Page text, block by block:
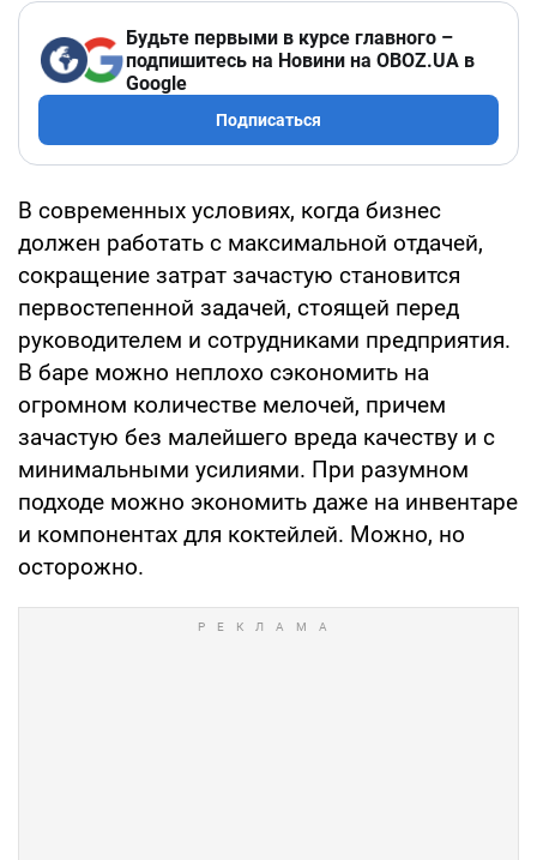
Будьте первыми в курсе главного –
подпишитесь на Новини на OBOZ.UA в
Google
Подписаться
В современных условиях, когда бизнес
должен работать с максимальной отдачей,
сокращение затрат зачастую становится
первостепенной задачей, стоящей перед
руководителем и сотрудниками предприятия.
В баре можно неплохо сэкономить на
огромном количестве мелочей, причем
зачастую без малейшего вреда качеству и с
минимальными усилиями. При разумном
подходе можно экономить даже на инвентаре
и компонентах для коктейлей. Можно, но
осторожно.